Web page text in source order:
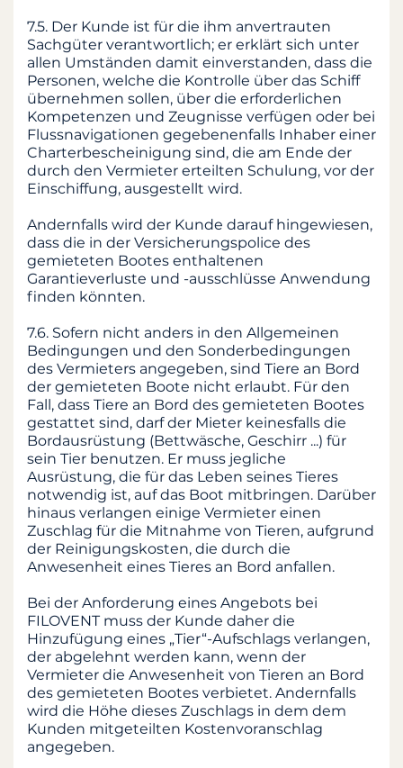
7.5. Der Kunde ist für die ihm anvertrauten
Sachgüter verantwortlich; er erklärt sich unter
allen Umständen damit einverstanden, dass die
Personen, welche die Kontrolle über das Schiff
übernehmen sollen, über die erforderlichen
Kompetenzen und Zeugnisse verfügen oder bei
Flussnavigationen gegebenenfalls Inhaber einer
Charterbescheinigung sind, die am Ende der
durch den Vermieter erteilten Schulung, vor der
Einschiffung, ausgestellt wird.
Andernfalls wird der Kunde darauf hingewiesen,
dass die in der Versicherungspolice des
gemieteten Bootes enthaltenen
Garantieverluste und -ausschlüsse Anwendung
finden könnten.
7.6. Sofern nicht anders in den Allgemeinen
Bedingungen und den Sonderbedingungen
des Vermieters angegeben, sind Tiere an Bord
der gemieteten Boote nicht erlaubt. Für den
Fall, dass Tiere an Bord des gemieteten Bootes
gestattet sind, darf der Mieter keinesfalls die
Bordausrüstung (Bettwäsche, Geschirr ...) für
sein Tier benutzen. Er muss jegliche
Ausrüstung, die für das Leben seines Tieres
notwendig ist, auf das Boot mitbringen. Darüber
hinaus verlangen einige Vermieter einen
Zuschlag für die Mitnahme von Tieren, aufgrund
der Reinigungskosten, die durch die
Anwesenheit eines Tieres an Bord anfallen.
Bei der Anforderung eines Angebots bei
FILOVENT muss der Kunde daher die
Hinzufügung eines „Tier“-Aufschlags verlangen,
der abgelehnt werden kann, wenn der
Vermieter die Anwesenheit von Tieren an Bord
des gemieteten Bootes verbietet. Andernfalls
wird die Höhe dieses Zuschlags in dem dem
Kunden mitgeteilten Kostenvoranschlag
angegeben.